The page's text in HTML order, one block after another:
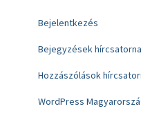
Bejelentkezés
Bejegyzések hírcsatorna
Hozzászólások
WordPress